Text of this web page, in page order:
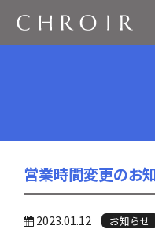
営業時間変更のお
2023.01.12 お知らせ